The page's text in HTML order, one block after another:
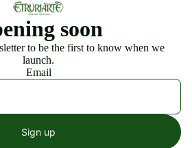
soon
to be the first to know when we
launch.
Email
Sign up